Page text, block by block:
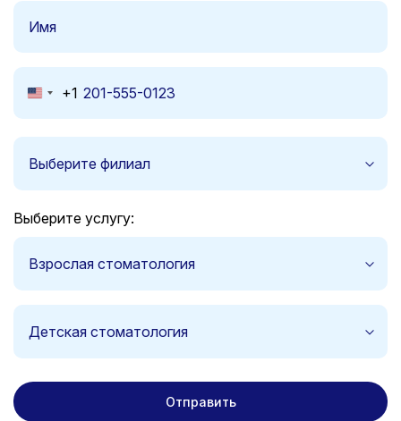
United
+1
Выберите филиал
Выберите услугу:
Взрослая стоматология
Детская стоматология
Отправить